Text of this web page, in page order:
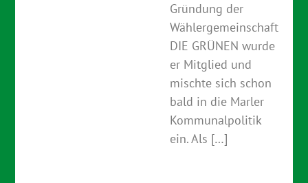
Gründung der
Wählergemeinschaft
DIE GRÜNEN wurde
er Mitglied und
mischte sich schon
bald in die Marler
Kommunalpolitik
ein. Als […]